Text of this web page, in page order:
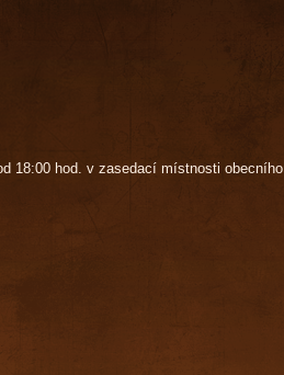
18:00 hod. v zasedací místnosti obecního